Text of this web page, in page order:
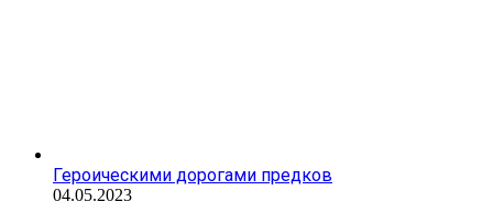
Героическими дорогами предков
04.05.2023